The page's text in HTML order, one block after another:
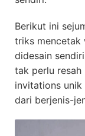
Berikut ini
triks mencetak
didesain
tak perlu
invitations unik
dari berjenis-